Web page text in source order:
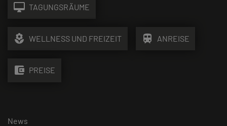
desktop_mac TAGUNGSRÄUME
local_florist WELLNESS UND FREIZEIT train ANREISE
account_balance_wallet PREISE
News